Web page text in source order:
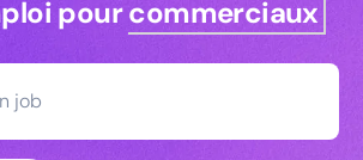
pourcommerciaux
job